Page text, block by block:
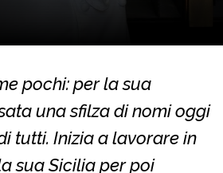
pochi: per la sua
una sfilza di nomi oggi
tutti. Inizia a lavorare in
sua Sicilia per poi